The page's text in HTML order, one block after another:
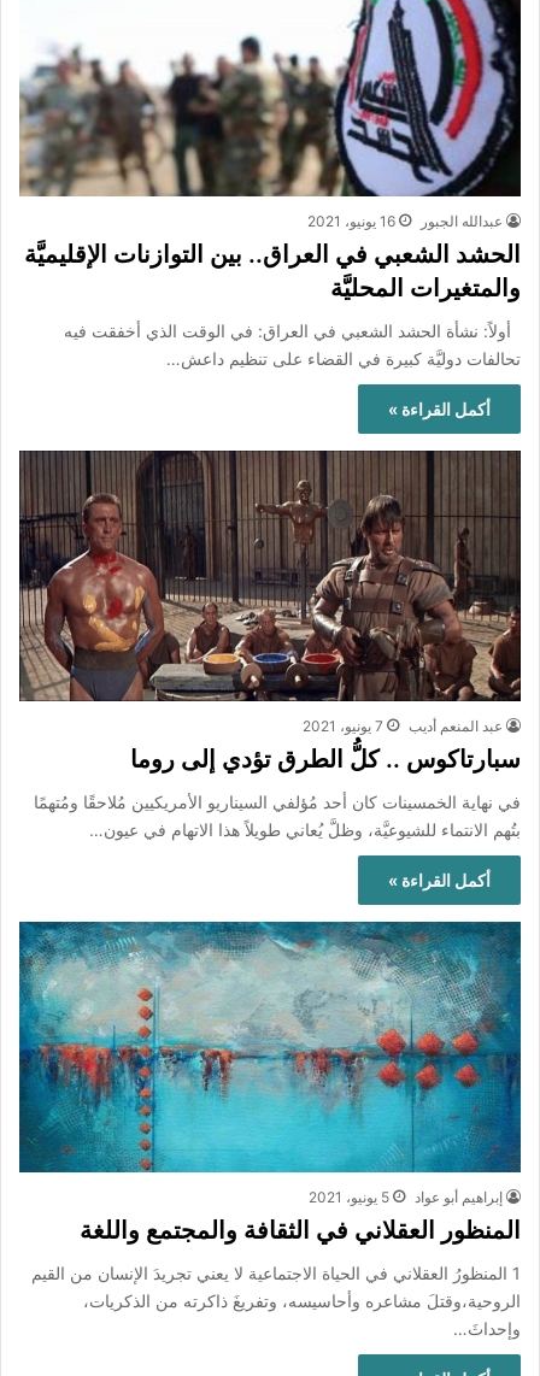
عبدالله الجبور 16 يونيو، 2021
الحشد الشعبي في العراق.. بين التوازنات الإقليميَّة
والمتغيرات المحليَّة
أولاً: نشأة الحشد الشعبي في العراق: في الوقت الذي أخفقت فيه
تحالفات دوليَّة كبيرة في القضاء على تنظيم داعش…
أكمل القراءة »
عبد المنعم أديب 7 يونيو، 2021
سبارتاكوس .. كلُّ الطرق تؤدي إلى روما
في نهاية الخمسينات كان أحد مُؤلفي السيناريو الأمريكيين مُلاحقًا ومُتهمًا
بتُهم الانتماء للشيوعيَّة، وظلَّ يُعاني طويلاً هذا الاتهام في عيون…
أكمل القراءة »
إبراهيم أبو عواد 5 يونيو، 2021
المنظور العقلاني في الثقافة والمجتمع واللغة
1 المنظورُ العقلاني في الحياة الاجتماعية لا يعني تجريدَ الإنسان من القيم
الروحية،وقتلَ مشاعره وأحاسيسه، وتفريغَ ذاكرته من الذكريات،
وإحداثَ…